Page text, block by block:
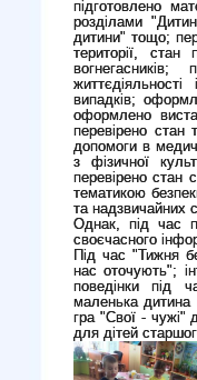
підготовлено
розділами
дитини" тощо;
території,
випадків;
оформлено
перевірено стан
допомоги в
з фізичної
перевірено стан
тематикою
та надзвичайних
Однак, під час
своєчасного
Під час "Тижня
нас оточують";
поведінки під
маленька дитина
гра "Свої - чужі"
для дітей